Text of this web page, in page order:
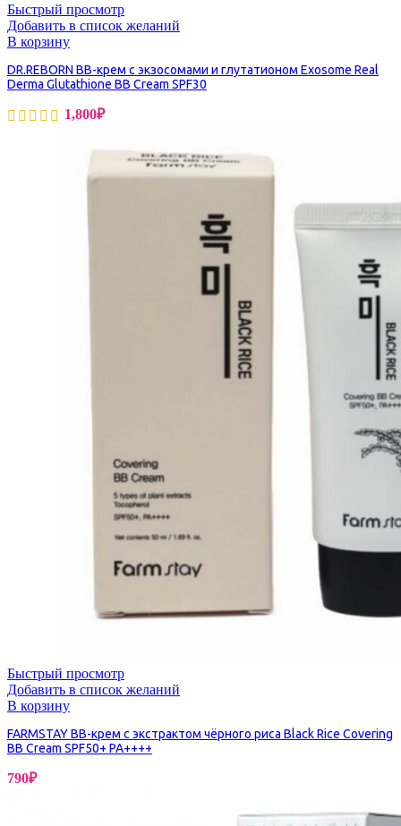
Быстрый просмотр
Добавить в список желаний
В корзину
DR.REBORN BB-крем с экзосомами и глутатионом Exosome Real
Derma Glutathione BB Cream SPF30
1,800₽
Быстрый просмотр
Добавить в список желаний
В корзину
FARMSTAY BB-крем с экстрактом чёрного риса Black Rice Covering
BB Cream SPF50+ PA++++
790₽